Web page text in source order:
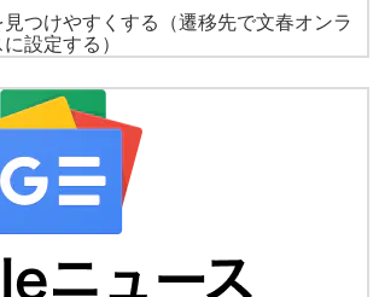
つけやすくする
（遷移先で文春オンラ
設定する）